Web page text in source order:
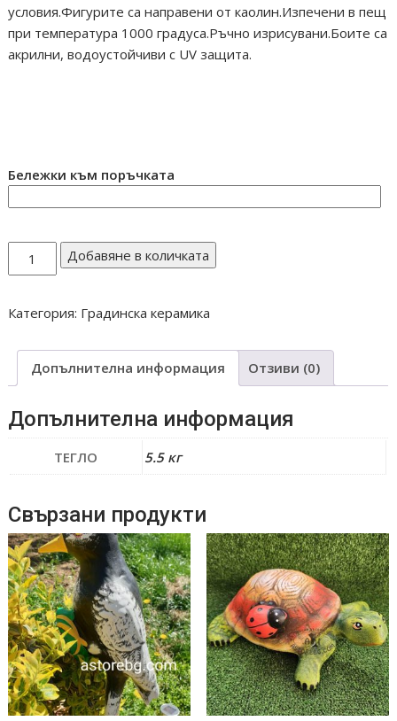
условия.Фигурите са направени от каолин.Изпечени в пещ
при температура 1000 градуса.Ръчно изрисувани.Боите са
акрилни, водоустойчиви с UV защита.
Бележки към поръчката
количество
за
голяма
Добавяне в количката
Категория: Градинска керамика
Допълнителна информация Отзиви (0)
Допълнителна информация
ТЕГЛО 5.5 кг
Свързани продукти